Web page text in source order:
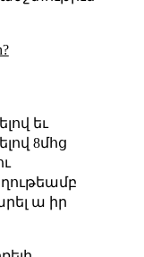
եւ
8մհց
ա իր